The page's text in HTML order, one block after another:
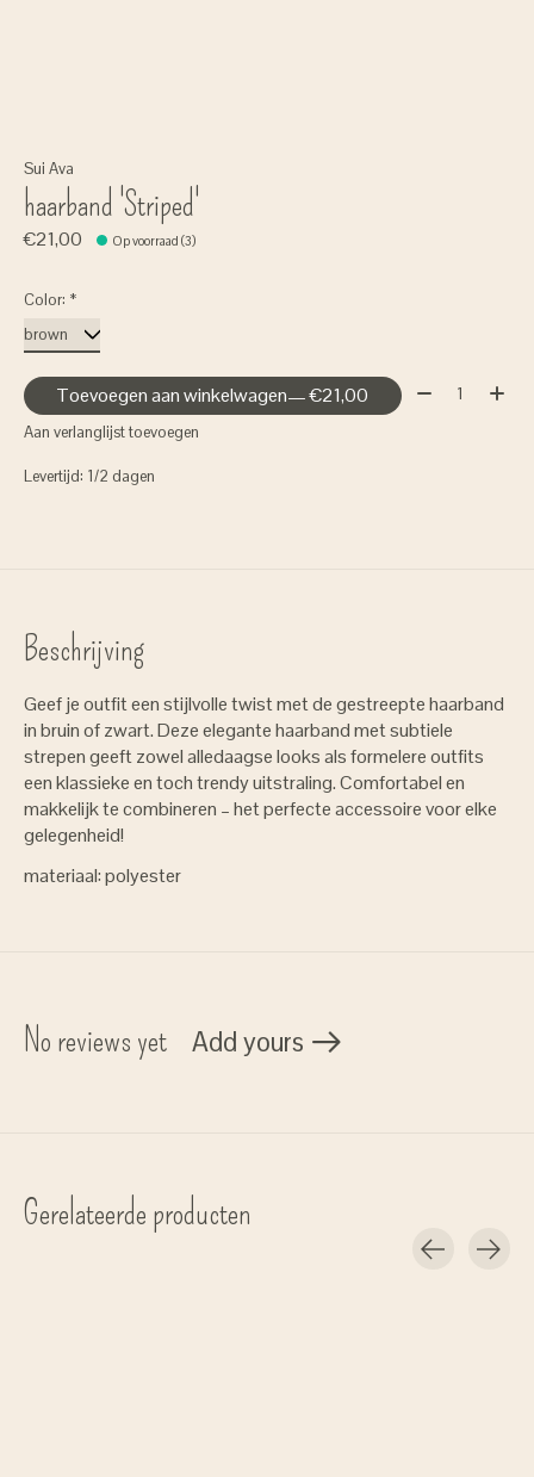
Sui Ava
haarband 'Striped'
€21,00 Op voorraad (3)
Color: *
Toevoegen aan winkelwagen — €21,00 Aantal:
Aan verlanglijst toevoegen
Levertijd: 1/2 dagen
Beschrijving
Geef je outfit een stijlvolle twist met de gestreepte haarband
in bruin of zwart. Deze elegante haarband met subtiele
strepen geeft zowel alledaagse looks als formelere outfits
een klassieke en toch trendy uitstraling. Comfortabel en
makkelijk te combineren – het perfecte accessoire voor elke
gelegenheid!
materiaal: polyester
No reviews yet Add yours
Gerelateerde producten